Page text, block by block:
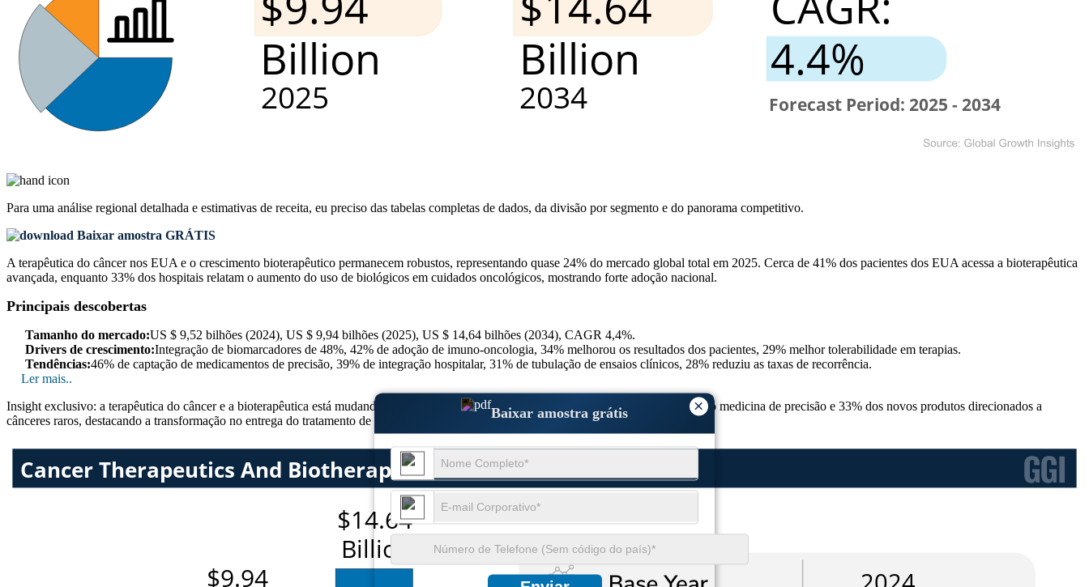
×
Baixar amostra grátis
Para uma análise regional detalhada e estimativas de receita, eu preciso das tabelas completas de dados, da divisão por segmento e do panorama competitivo.
Baixar amostra GRÁTIS
A terapêutica do câncer nos EUA e o crescimento bioterapêutico permanecem robustos, representando quase 24% do mercado global total em 2025. Cerca de 41% dos pacientes dos EUA acessa a bioterapêutica
avançada, enquanto 33% dos hospitais relatam o aumento do uso de biológicos em cuidados oncológicos, mostrando forte adoção nacional.
Principais descobertas
Tamanho do mercado:US $ 9,52 bilhões (2024), US $ 9,94 bilhões (2025), US $ 14,64 bilhões (2034), CAGR 4,4%.
Drivers de crescimento:Integração de biomarcadores de 48%, 42% de adoção de imuno-oncologia, 34% melhorou os resultados dos pacientes, 29% melhor tolerabilidade em terapias.
Tendências:46% de captação de medicamentos de precisão, 39% de integração hospitalar, 31% de tubulação de ensaios clínicos, 28% reduziu as taxas de recorrência.
Ler mais..
Insight exclusivo: a terapêutica do câncer e a bioterapêutica está mudando para cuidados personalizados, com 46% dos pacientes acessando medicina de precisão e 33% dos novos produtos direcionados a
cânceres raros, destacando a transformação no entrega do tratamento de oncologia.